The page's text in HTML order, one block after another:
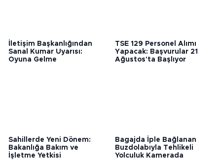
İletişim Başkanlığından
Sanal Kumar Uyarısı:
Oyuna Gelme
TSE 129 Personel Alımı
Yapacak: Başvurular 21
Ağustos'ta Başlıyor
Sahillerde Yeni Dönem:
Bakanlığa Bakım ve
İşletme Yetkisi
Bagajda İple Bağlanan
Buzdolabıyla Tehlikeli
Yolculuk Kamerada